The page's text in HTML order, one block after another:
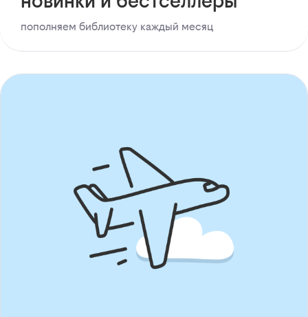
пополняем библиотеку каждый месяц